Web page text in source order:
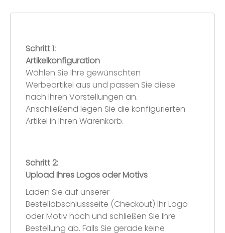
Schritt 1:
Artikelkonfiguration
Wählen Sie Ihre gewünschten
Werbeartikel aus und passen Sie diese
nach Ihren Vorstellungen an.
Anschließend legen Sie die konfigurierten
Artikel in Ihren Warenkorb.
Schritt 2:
Upload Ihres Logos oder Motivs
Laden Sie auf unserer
Bestellabschlussseite (Checkout) Ihr Logo
oder Motiv hoch und schließen Sie Ihre
Bestellung ab. Falls Sie gerade keine